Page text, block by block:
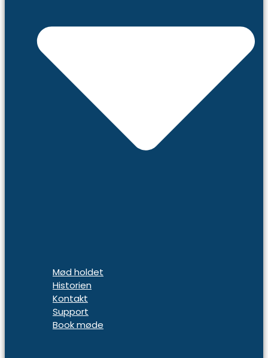
Mød holdet
Historien
Kontakt
Support
Book møde